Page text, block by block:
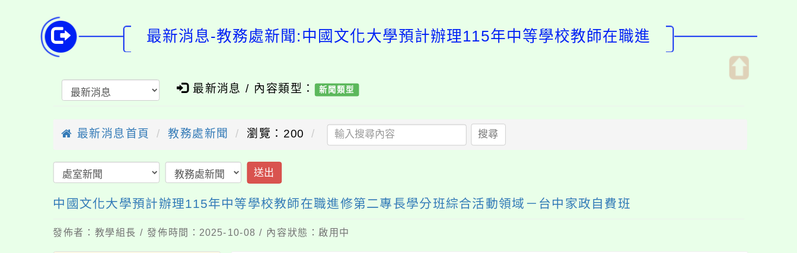
最新消息-教務處新聞:中國文化大學預計辦理115年中等學校教師在職進
最新消息 / 內容類型： 新聞類型
最新消息首頁 教務處新聞 瀏覽：200 搜尋
送出
中國文化大學預計辦理115年中等學校教師在職進修第二專長學分班綜合活動領域－台中家政自費班
發佈者：教學組長 / 發佈時間：2025-10-08 / 內容狀態：啟用中